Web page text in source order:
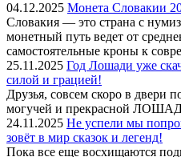
04.12.2025 Монета Словакии
Словакия — это страна с
монетный путь ведет от
самостоятельные кроны к
25.11.2025 Год Лошади уже
силой и грацией!
Друзья, совсем скоро в двери
могучей и прекрасной
24.11.2025 Не успели мы
зовёт в мир сказок и легенд!
Пока все еще восхищаются